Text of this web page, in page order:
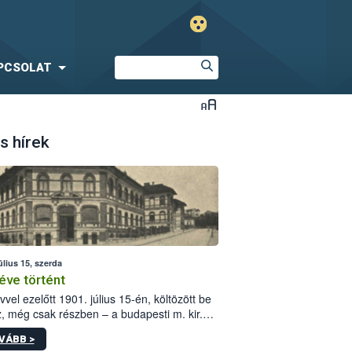
hírek
15, szerda
történt
ezelőtt 1901. július 15-én, költözött be
még csak részben – a budapesti m. kir.
állomás a Kis Rókus utca
alatti, Czigler Győző által tervezett új
>